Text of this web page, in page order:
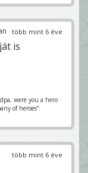
több mint 6 éve
is
were you a hero
of heroes”.
több mint 6 éve